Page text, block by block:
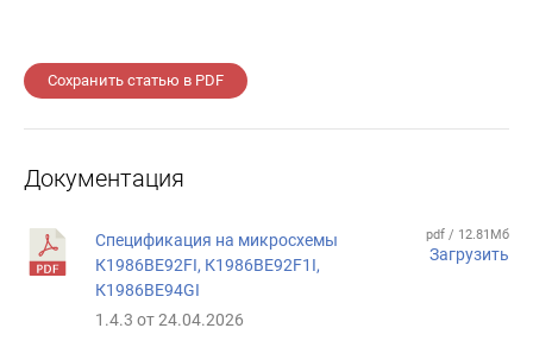
Сохранить статью в PDF
Документация
Спецификация на микросхемы
К1986ВЕ92FI, К1986ВЕ92F1I,
К1986ВЕ94GI
1.4.3 от 24.04.2026
pdf / 12.81Мб
Загрузить